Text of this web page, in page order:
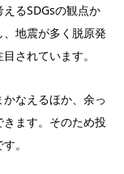
るSDGsの観点か
地震が多く脱原発
されています。
なえるほか、余っ
ます。そのため投
。